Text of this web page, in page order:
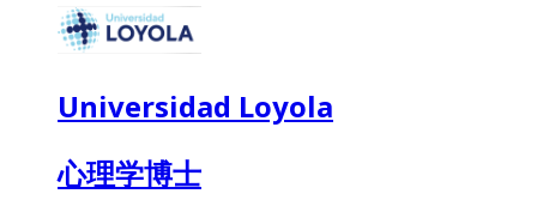
Universidad Loyola
心理学博士